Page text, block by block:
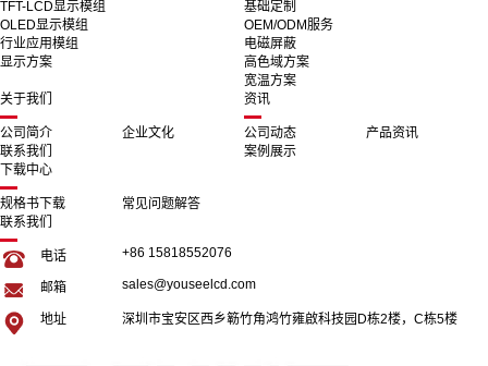
TFT-LCD显示模组
OLED显示模组
行业应用模组
显示方案
基础定制
OEM/ODM服务
电磁屏蔽
高色域方案
宽温方案
关于我们
公司简介
企业文化
联系我们
资讯
公司动态
产品资讯
案例展示
下载中心
规格书下载
常见问题解答
联系我们
电话 +86 15818552076
邮箱 sales@youseelcd.com
地址 深圳市宝安区西乡簕竹角鸿竹雍啟科技园D栋2楼，C栋5楼